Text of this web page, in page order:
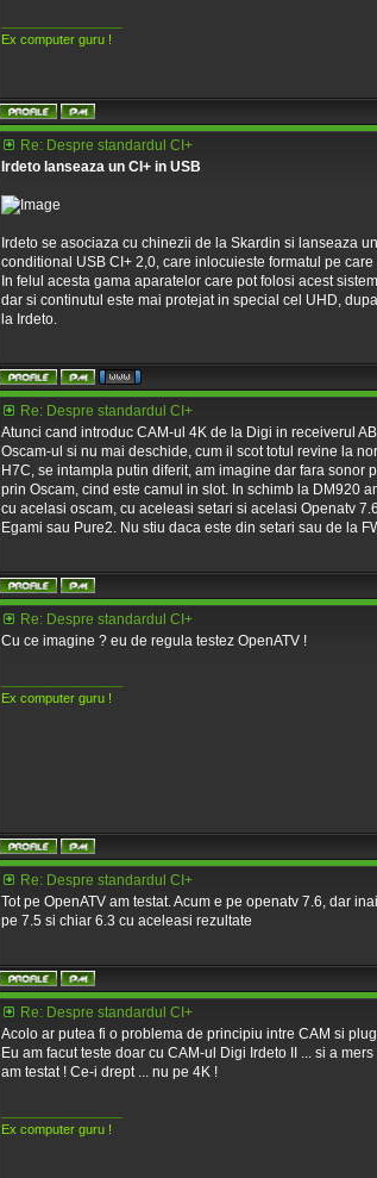
Ex computer guru !
Re: Despre standardul CI+
Irdeto lanseaza un CI+ in USB
Irdeto se asociaza cu chinezii de la Skardin si lanseaza
conditional USB CI+ 2,0, care inlocuieste formatul pe care
In felul acesta gama aparatelor care pot folosi acest
dar si continutul este mai protejat in special cel UHD,
la Irdeto.
Re: Despre standardul CI+
Atunci cand introduc CAM-ul 4K de la Digi in receiverul
Oscam-ul si nu mai deschide, cum il scot totul revine la
H7C, se intampla putin diferit, am imagine dar fara sonor
prin Oscam, cind este camul in slot. In schimb la DM920
cu acelasi oscam, cu aceleasi setari si acelasi Openatv
Egami sau Pure2. Nu stiu daca este din setari sau de la
Re: Despre standardul CI+
Cu ce imagine ? eu de regula testez OpenATV !
Ex computer guru !
Re: Despre standardul CI+
Tot pe OpenATV am testat. Acum e pe openatv 7.6, dar
pe 7.5 si chiar 6.3 cu aceleasi rezultate
Re: Despre standardul CI+
Acolo ar putea fi o problema de principiu intre CAM si
Eu am facut teste doar cu CAM-ul Digi Irdeto II ... si a mers
am testat ! Ce-i drept ... nu pe 4K !
Ex computer guru !